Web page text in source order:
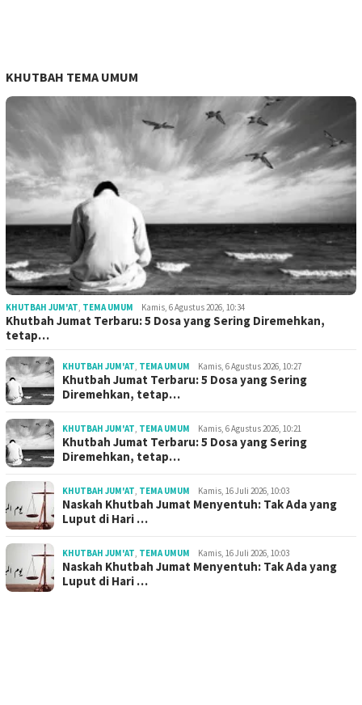
KHUTBAH TEMA UMUM
KHUTBAH JUM'AT, TEMA UMUM Kamis, 6 Agustus 2026, 10:34
Khutbah Jumat Terbaru: 5 Dosa yang Sering Diremehkan,
tetap…
KHUTBAH JUM'AT, TEMA UMUM Kamis, 6 Agustus 2026, 10:27
Khutbah Jumat Terbaru: 5 Dosa yang Sering
Diremehkan, tetap…
KHUTBAH JUM'AT, TEMA UMUM Kamis, 6 Agustus 2026, 10:21
Khutbah Jumat Terbaru: 5 Dosa yang Sering
Diremehkan, tetap…
KHUTBAH JUM'AT, TEMA UMUM Kamis, 16 Juli 2026, 10:03
Naskah Khutbah Jumat Menyentuh: Tak Ada yang
Luput di Hari …
KHUTBAH JUM'AT, TEMA UMUM Kamis, 16 Juli 2026, 10:03
Naskah Khutbah Jumat Menyentuh: Tak Ada yang
Luput di Hari …